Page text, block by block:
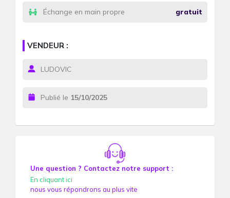
Échange en main propre gratuit
VENDEUR :
LUDOVIC
Publié le 15/10/2025
Une question ? Contactez notre support :
En cliquant ici
nous vous répondrons au plus vite